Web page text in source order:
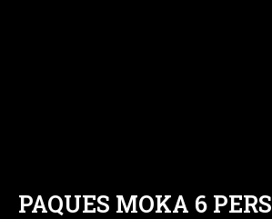
PAQUES MOKA 6 PERS